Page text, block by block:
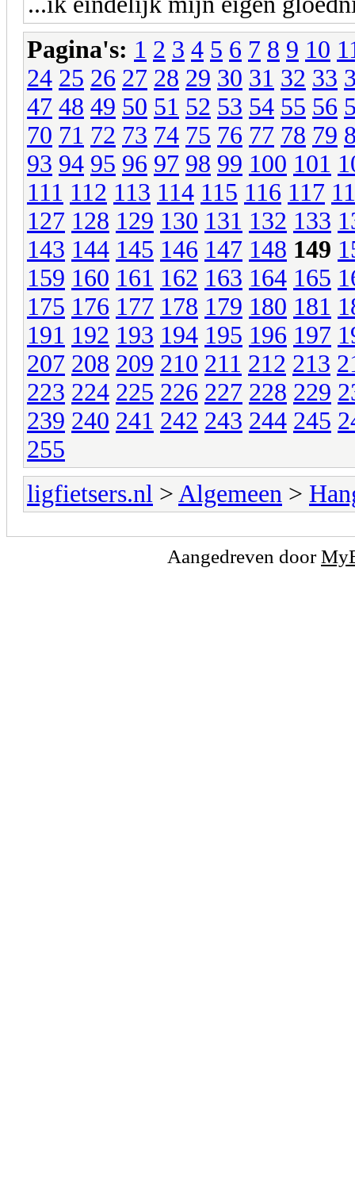
Pagina's: 1 2 3 4 5 6 7 8 9 10
24 25 26 27 28 29 30 31 32 33
47 48 49 50 51 52 53 54 55 56
70 71 72 73 74 75 76 77 78 79
93 94 95 96 97 98 99 100 101
111 112 113 114 115 116 117
127 128 129 130 131 132 133
143 144 145 146 147 148 149
159 160 161 162 163 164 165
175 176 177 178 179 180 181
191 192 193 194 195 196 197
207 208 209 210 211 212 213
223 224 225 226 227 228 229
239 240 241 242 243 244 245
255
ligfietsers.nl > Algemeen >
Aangedreven door